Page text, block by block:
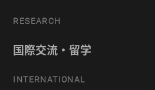
RESEARCH
国際交流・留学
INTERNATIONAL